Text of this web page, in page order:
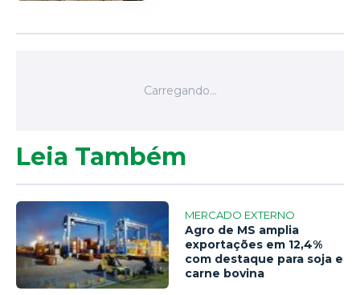
Leia Também
MERCADO EXTERNO
Agro de MS amplia
exportações em 12,4%
com destaque para soja e
carne bovina